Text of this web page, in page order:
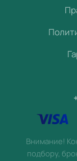
Внимание!
подбору,